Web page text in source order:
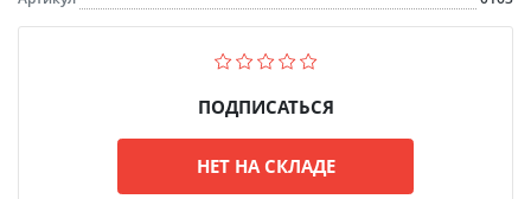
ПОДПИСАТЬСЯ
НЕТ НА СКЛАДЕ